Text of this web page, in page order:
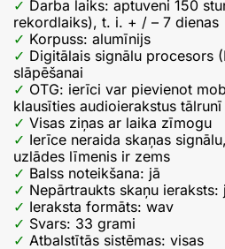
Darba laiks: aptuveni 150
rekordlaiks), t. i. + / – 7 dienas
Korpuss: alumīnijs
Digitālais signālu procesors
slāpēšanai
OTG: ierīci var pievienot
klausīties audioierakstus tālrunī
Visas ziņas ar laika zīmogu
Ierīce neraida skaņas
uzlādes līmenis ir zems
Balss noteikšana: jā
Nepārtraukts skaņu ieraksts:
Ieraksta formāts: wav
Svars: 33 grami
Atbalstītās sistēmas: visas